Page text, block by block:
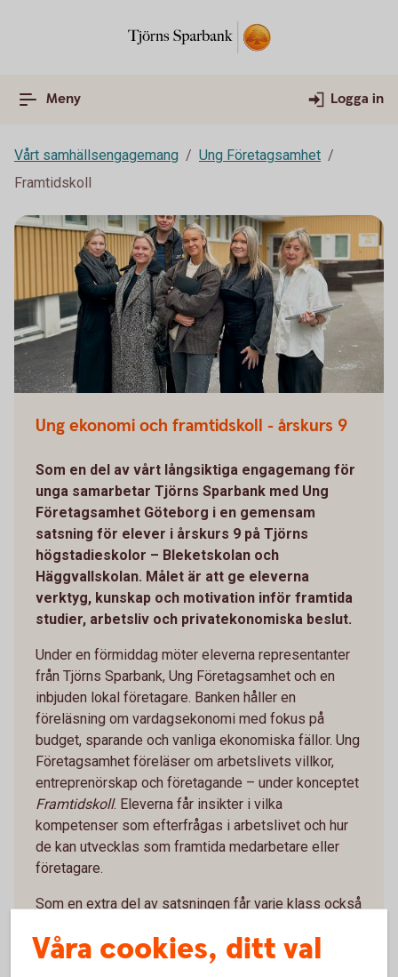
Meny Logga in
Vårt samhällsengagemang
Ung Företagsamhet
Framtidskoll
Ung ekonomi och framtidskoll - årskurs 9
Som en del av vårt långsiktiga engagemang för
unga samarbetar Tjörns Sparbank med Ung
Företagsamhet Göteborg i en gemensam
satsning för elever i årskurs 9 på Tjörns
högstadieskolor – Bleketskolan och
Häggvallskolan. Målet är att ge eleverna
verktyg, kunskap och motivation inför framtida
studier, arbetsliv och privatekonomiska beslut.
Under en förmiddag möter eleverna representanter
från Tjörns Sparbank, Ung Företagsamhet och en
inbjuden lokal företagare. Banken håller en
föreläsning om vardagsekonomi med fokus på
budget, sparande och vanliga ekonomiska fällor. Ung
Företagsamhet föreläser om arbetslivets villkor,
entreprenörskap och företagande – under konceptet
Framtidskoll. Eleverna får insikter i vilka
kompetenser som efterfrågas i arbetslivet och hur
de kan utvecklas som framtida medarbetare eller
företagare.
Som en extra del av satsningen får varje klass också
000 fiktiva kronor på börsen. De tre klasser som
lyckas bäst belönas med ett ekonomiskt tillskott till
Våra cookies, ditt val